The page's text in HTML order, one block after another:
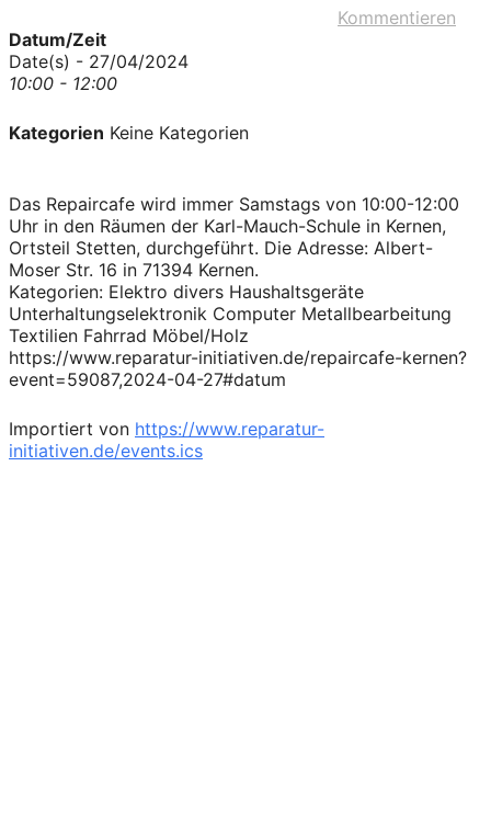
Kommentieren
Datum/Zeit
Date(s) - 27/04/2024
10:00 - 12:00
Kategorien Keine Kategorien
Das Repaircafe wird immer Samstags von 10:00-12:00
Uhr in den Räumen der Karl-Mauch-Schule in Kernen,
Ortsteil Stetten, durchgeführt. Die Adresse: Albert-
Moser Str. 16 in 71394 Kernen.
Kategorien: Elektro divers Haushaltsgeräte
Unterhaltungselektronik Computer Metallbearbeitung
Textilien Fahrrad Möbel/Holz
https://www.reparatur-initiativen.de/repaircafe-kernen?
event=59087,2024-04-27#datum
Importiert von https://www.reparatur-
initiativen.de/events.ics